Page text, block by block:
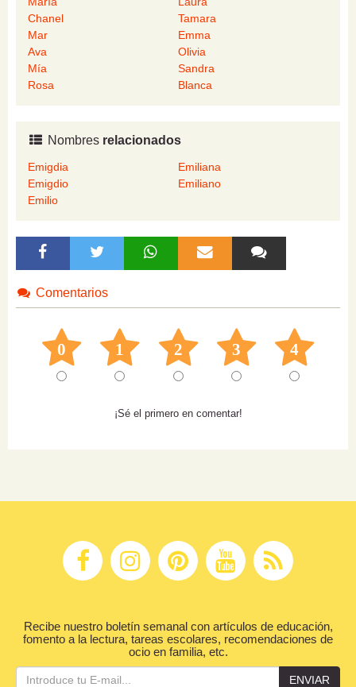
Chanel
Tamara
Mar
Emma
Ava
Olivia
Mía
Sandra
Rosa
Blanca
Nombres relacionados
Emigdia
Emiliana
Emigdio
Emiliano
Emilio
Comentarios
0 1 2 3 4
¡Sé el primero en comentar!
Recibe nuestro boletín semanal con artículos de educación,
fomento a la lectura, tareas escolares, recomendaciones de
ocio en familia, etc.
ENVIAR